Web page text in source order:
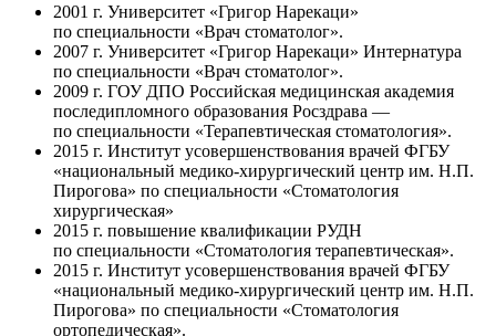
2001 г. Университет «Григор Нарекаци»
по специальности «Врач стоматолог».
2007 г. Университет «Григор Нарекаци» Интернатура
по специальности «Врач стоматолог».
2009 г. ГОУ ДПО Российская медицинская академия
последипломного образования Росздрава —
по специальности «Терапевтическая стоматология».
2015 г. Институт усовершенствования врачей ФГБУ
«национальный медико-хирургический центр им. Н.П.
Пирогова» по специальности «Стоматология
хирургическая»
2015 г. повышение квалификации РУДН
по специальности «Стоматология терапевтическая».
2015 г. Институт усовершенствования врачей ФГБУ
«национальный медико-хирургический центр им. Н.П.
Пирогова» по специальности «Стоматология
ортопедическая».